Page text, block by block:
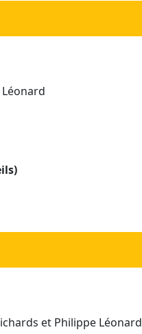
et Philippe Léonard